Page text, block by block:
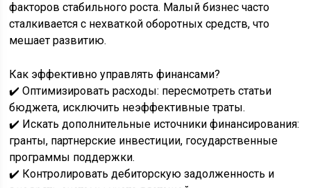
факторов стабильного роста. Малый бизнес часто
сталкивается с нехваткой оборотных средств, что
мешает развитию.
Как эффективно управлять финансами?
✔️ Оптимизировать расходы: пересмотреть статьи
бюджета, исключить неэффективные траты.
✔️ Искать дополнительные источники финансирования:
гранты, партнерские инвестиции, государственные
программы поддержки.
✔️ Контролировать дебиторскую задолженность и